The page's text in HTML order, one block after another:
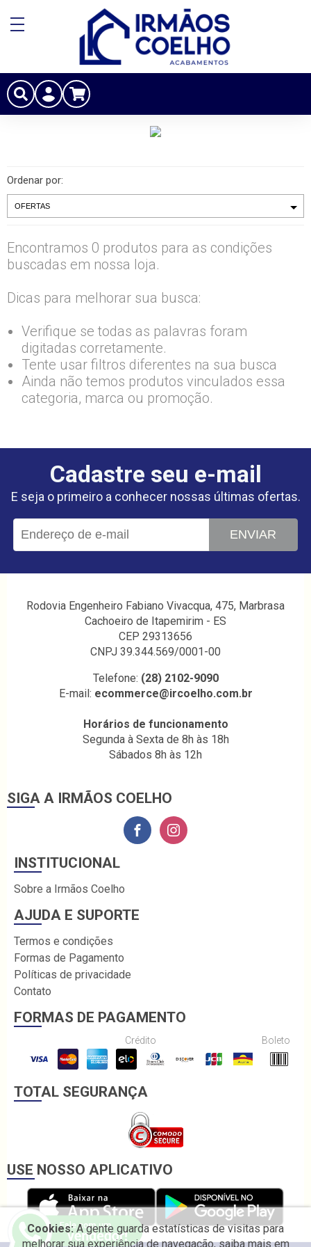
Ordenar por:
Encontramos 0 produtos para as condições
buscadas em nossa loja.
Dicas para melhorar sua busca:
Verifique se todas as palavras foram
digitadas corretamente.
Tente usar filtros diferentes na sua busca
Ainda não temos produtos vinculados essa
categoria, marca ou promoção.
Cadastre seu e-mail
E seja o primeiro a conhecer nossas últimas ofertas.
ENVIAR
Rodovia Engenheiro Fabiano Vivacqua, 475, Marbrasa
Cachoeiro de Itapemirim - ES
CEP 29313656
CNPJ 39.344.569/0001-00
Telefone: (28) 2102-9090
E-mail: ecommerce@ircoelho.com.br
Horários de funcionamento
Segunda à Sexta de 8h às 18h
Sábados 8h às 12h
SIGA A IRMÃOS COELHO
INSTITUCIONAL
Sobre a Irmãos Coelho
AJUDA E SUPORTE
Termos e condições
Formas de Pagamento
Políticas de privacidade
Contato
FORMAS DE PAGAMENTO
Crédito Boleto
TOTAL SEGURANÇA
USE NOSSO APLICATIVO
Cookies:A gente guarda estatísticas de visitas para
melhorar sua experiência de navegação, saiba mais em